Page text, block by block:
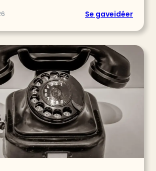
Se gaveidéer:
gaver
til
far,